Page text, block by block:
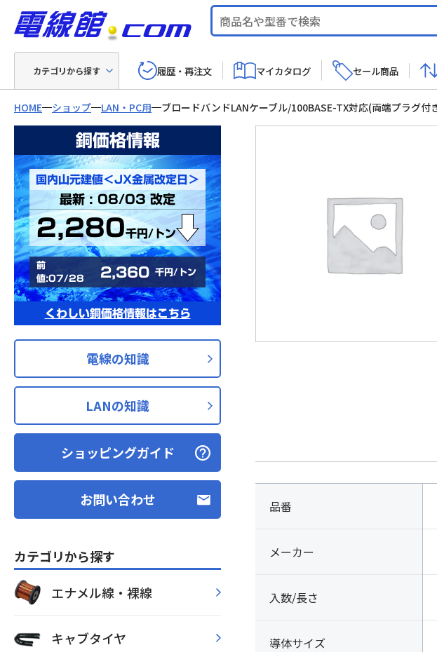
カテゴリから探す 履歴・再注文 マイカタログ セール商品
HOME ショップ LAN・PC用 ブロードバンドLANケーブル/100BASE-TX対応(両端プラグ付
銅価格情報
国内山元建値＜JX金属改定日＞
最新 : 08/03 改定
2,280千円/トン
前
値:07/28
2,360 千円/トン
くわしい銅価格情報はこちら
電線の知識
LANの知識
ショッピングガイド
お問い合わせ
カテゴリから探す
エナメル線・裸線
キャブタイヤ
品番
メーカー
入数/長さ
導体サイズ